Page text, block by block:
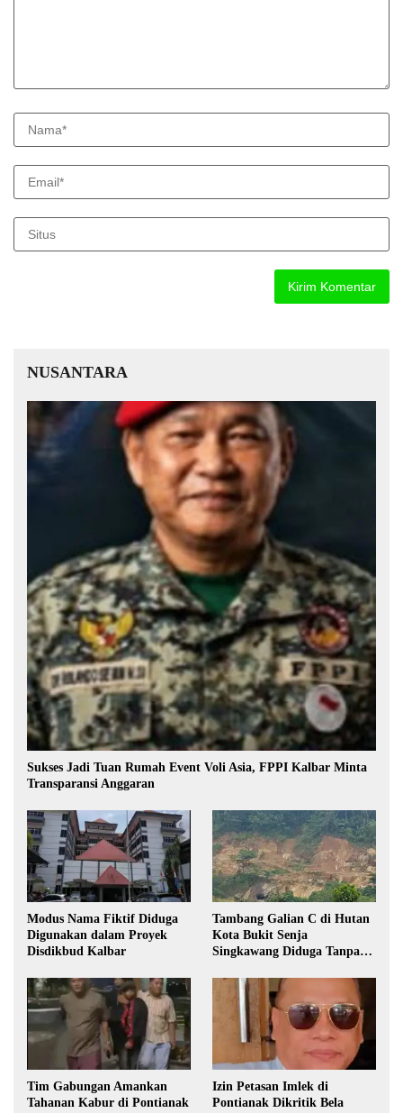
NUSANTARA
Sukses Jadi Tuan Rumah Event Voli Asia, FPPI Kalbar Minta
Transparansi Anggaran
Modus Nama Fiktif Diduga
Digunakan dalam Proyek
Disdikbud Kalbar
Tambang Galian C di Hutan
Kota Bukit Senja
Singkawang Diduga Tanpa
Tim Gabungan Amankan
Tahanan Kabur di Pontianak
Izin Petasan Imlek di
Pontianak Dikritik Bela